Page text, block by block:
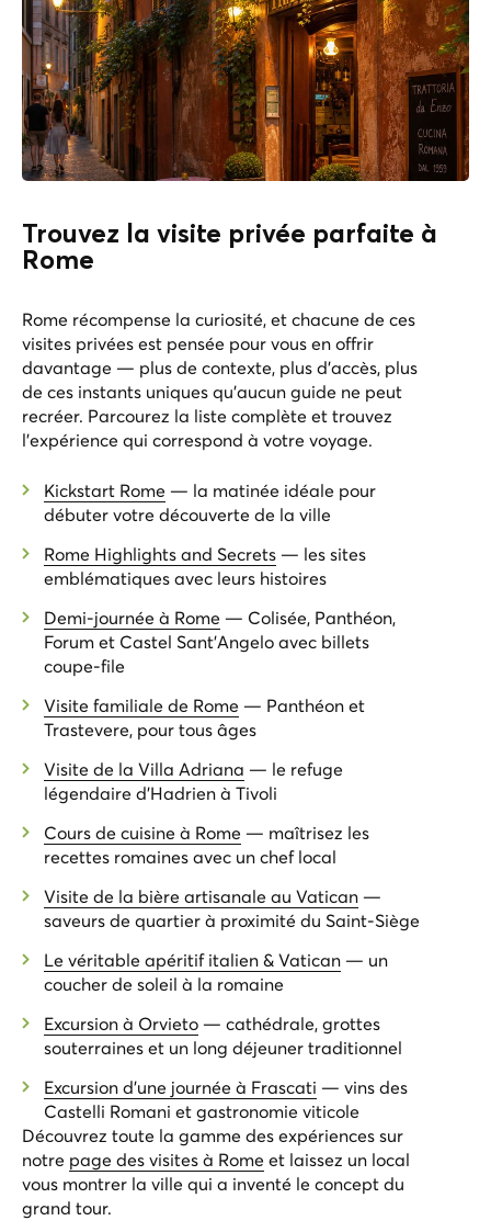
Trouvez la visite privée parfaite à
Rome
Rome récompense la curiosité, et chacune de ces
visites privées est pensée pour vous en offrir
davantage — plus de contexte, plus d’accès, plus
de ces instants uniques qu’aucun guide ne peut
recréer. Parcourez la liste complète et trouvez
l’expérience qui correspond à votre voyage.
Kickstart Rome — la matinée idéale pour
débuter votre découverte de la ville
Rome Highlights and Secrets — les sites
emblématiques avec leurs histoires
Demi-journée à Rome — Colisée, Panthéon,
Forum et Castel Sant'Angelo avec billets
coupe-file
Visite familiale de Rome — Panthéon et
Trastevere, pour tous âges
Visite de la Villa Adriana — le refuge
légendaire d’Hadrien à Tivoli
Cours de cuisine à Rome — maîtrisez les
recettes romaines avec un chef local
Visite de la bière artisanale au Vatican —
saveurs de quartier à proximité du Saint-Siège
Le véritable apéritif italien & Vatican — un
coucher de soleil à la romaine
Excursion à Orvieto — cathédrale, grottes
souterraines et un long déjeuner traditionnel
Excursion d'une journée à Frascati — vins des
Castelli Romani et gastronomie viticole
Découvrez toute la gamme des expériences sur
notre page des visites à Rome et laissez un local
vous montrer la ville qui a inventé le concept du
grand tour.